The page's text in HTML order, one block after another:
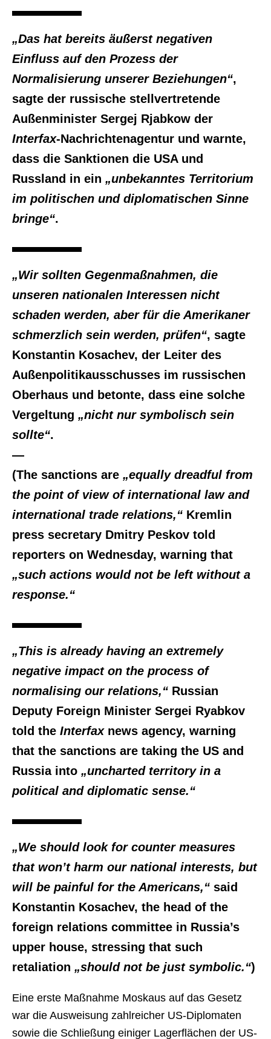
„Das hat bereits äußerst negativen
Einfluss auf den Prozess der
Normalisierung unserer Beziehungen“,
sagte der russische stellvertretende
Außenminister Sergej Rjabkow der
Interfax-Nachrichtenagentur und warnte,
dass die Sanktionen die USA und
Russland in ein „unbekanntes Territorium
im politischen und diplomatischen Sinne
bringe“.
„Wir sollten Gegenmaßnahmen, die
unseren nationalen Interessen nicht
schaden werden, aber für die Amerikaner
schmerzlich sein werden, prüfen“, sagte
Konstantin Kosachev, der Leiter des
Außenpolitikausschusses im russischen
Oberhaus und betonte, dass eine solche
Vergeltung „nicht nur symbolisch sein
sollte“.
—
(The sanctions are „equally dreadful from
the point of view of international law and
international trade relations,“ Kremlin
press secretary Dmitry Peskov told
reporters on Wednesday, warning that
„such actions would not be left without a
response.“
„This is already having an extremely
negative impact on the process of
normalising our relations,“ Russian
Deputy Foreign Minister Sergei Ryabkov
told the Interfaxnews agency, warning
that the sanctions are taking the US and
Russia into „uncharted territory in a
political and diplomatic sense.“
„We should look for counter measures
that won’t harm our national interests, but
will be painful for the Americans,“ said
Konstantin Kosachev, the head of the
foreign relations committee in Russia’s
upper house, stressing that such
retaliation „should not be just symbolic.“)
Eine erste Maßnahme Moskaus auf das Gesetz
war die Ausweisung zahlreicher US-Diplomaten
sowie die Schließung einiger Lagerflächen der US-